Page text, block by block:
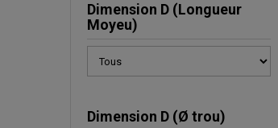
Dimension D (Longueur
Moyeu)
Dimension D (Ø trou)